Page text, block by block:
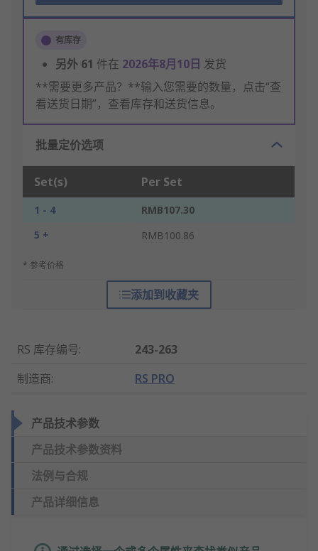
有库存
另外 61 件在 2026年8月10日 发货
**需要更多产品？**输入您需要的数量，点击“查
看送货日期”，查看库存和送货信息。
批量定价选项
Set(s) Per Set
1 - 4
RMB107.30
5 +
RMB100.86
* 参考价格
添加到收藏夹
RS 库存编号:
243-263
制造商: RS PRO
产品技术参数
产品技术参数资料
法例与合规
产品详细信息